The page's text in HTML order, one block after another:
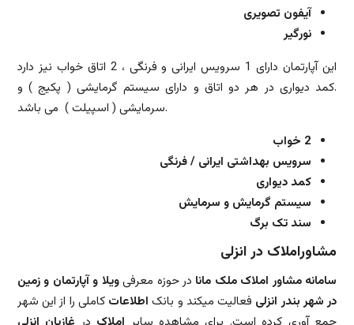
آیفون تصویری
نورگیر
این آپارتمان دارای 1 سرویس ایرانی و فرنگی ، 2 اتاق خواب نیز دارد
.کمد دیواری در هر دو اتاق و دارای سیستم گرمایشی ( پکیج ) و
سرمایشی ( اسپیلت ) می باشد.
2 خواب
سرویس بهداشتی ایرانی / فرنگی
کمد دیواری
سیستم گرمایش و سرمایش
سند تک برگ
مشاوراملاک در انزلی
سامانه مشاور املاک ملک مانا در حوزه معرفیویلا و آپارتمان و زمین
در شهر بندر انزلی فعالیت میکند و بانک اطلاعاتکاملی را از این شهر